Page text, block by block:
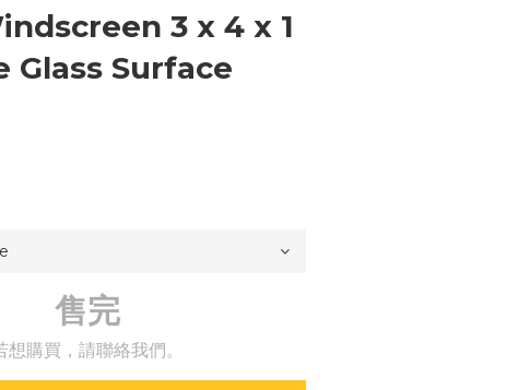
3 x 4 x 1
Glass Surface
售完
想購買，請聯絡我們。